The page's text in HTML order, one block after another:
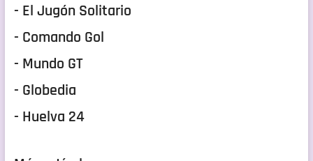
- El Jugón Solitario
- Comando Gol
- Mundo GT
- Globedia
- Huelva 24